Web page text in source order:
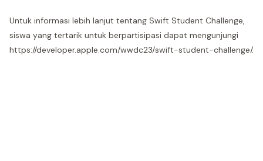
Untuk informasi lebih lanjut tentang Swift Student Challenge,
siswa yang tertarik untuk berpartisipasi dapat mengunjungi
https://developer.apple.com/wwdc23/swift-student-challenge/.